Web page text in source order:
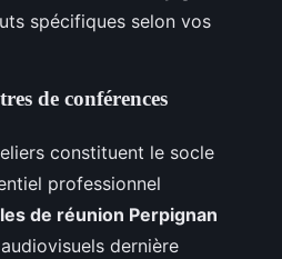
spécifiques selon vos
de conférences
constituent le socle
professionnel
de réunion Perpignan
dernière